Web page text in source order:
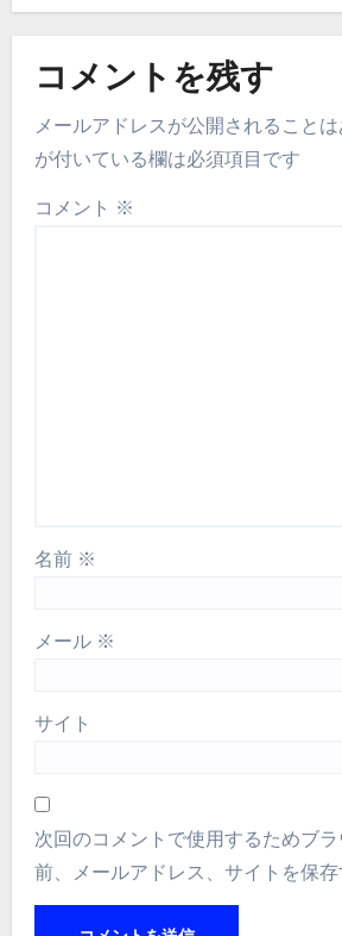
コメントを残す
メールアドレスが公開されることは
が付いている欄は必須項目です
コメント ※
名前 ※
メール ※
サイト
次回のコメントで使用するためブ
前、メールアドレス、サイトを保存